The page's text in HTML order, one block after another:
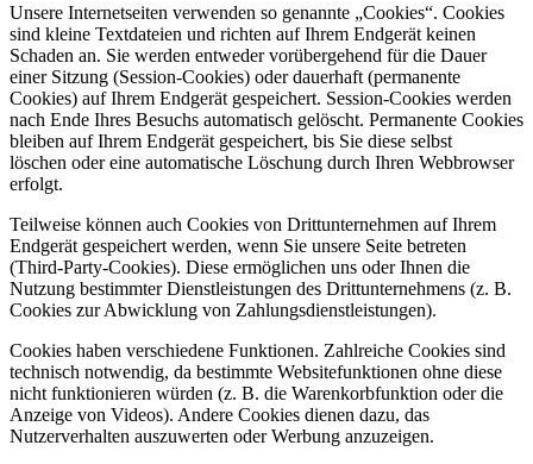
Unsere Internetseiten verwenden so genannte „Cookies“. Cookies
sind kleine Textdateien und richten auf Ihrem Endgerät keinen
Schaden an. Sie werden entweder vorübergehend für die Dauer
einer Sitzung (Session-Cookies) oder dauerhaft (permanente
Cookies) auf Ihrem Endgerät gespeichert. Session-Cookies werden
nach Ende Ihres Besuchs automatisch gelöscht. Permanente Cookies
bleiben auf Ihrem Endgerät gespeichert, bis Sie diese selbst
löschen oder eine automatische Löschung durch Ihren Webbrowser
erfolgt.
Teilweise können auch Cookies von Drittunternehmen auf Ihrem
Endgerät gespeichert werden, wenn Sie unsere Seite betreten
(Third-Party-Cookies). Diese ermöglichen uns oder Ihnen die
Nutzung bestimmter Dienstleistungen des Drittunternehmens (z. B.
Cookies zur Abwicklung von Zahlungsdienstleistungen).
Cookies haben verschiedene Funktionen. Zahlreiche Cookies sind
technisch notwendig, da bestimmte Websitefunktionen ohne diese
nicht funktionieren würden (z. B. die Warenkorbfunktion oder die
Anzeige von Videos). Andere Cookies dienen dazu, das
Nutzerverhalten auszuwerten oder Werbung anzuzeigen.